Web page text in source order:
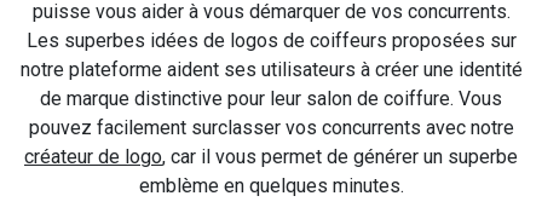
puisse vous aider à vous démarquer de vos concurrents.
Les superbes idées de logos de coiffeurs proposées sur
notre plateforme aident ses utilisateurs à créer une identité
de marque distinctive pour leur salon de coiffure. Vous
pouvez facilement surclasser vos concurrents avec notre
créateur de logo, car il vous permet de générer un superbe
emblème en quelques minutes.